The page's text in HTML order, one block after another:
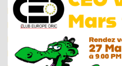
n
e
R
o